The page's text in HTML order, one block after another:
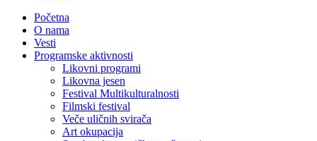
Početna
O nama
Vesti
Programske aktivnosti
Likovni programi
Likovna jesen
Festival Multikulturalnosti
Filmski festival
Veče uličnih svirača
Art okupacija